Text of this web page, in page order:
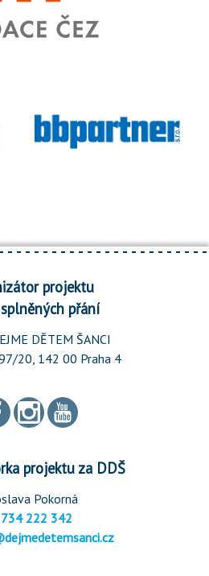
projektu
přání
DĚTEM ŠANCI
20, 142 00 Praha 4
projektu za DDŠ
Pokorná
734 222 342